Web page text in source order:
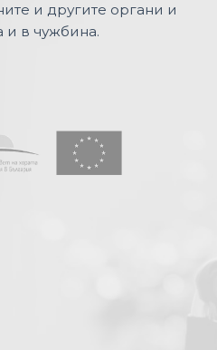
и другите органи и
и в чужбина.